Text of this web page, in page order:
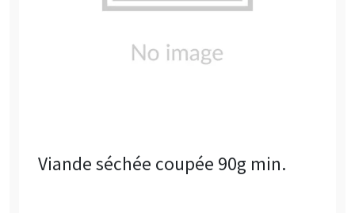
Viande séchée coupée 90g min.